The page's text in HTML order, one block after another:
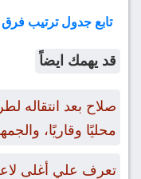
تابع جدول ترتيب فرق
قد يهمك ايضاً
صلاح بعد انتقاله
محليًا وقاريًا،
تعرف علي أغلى